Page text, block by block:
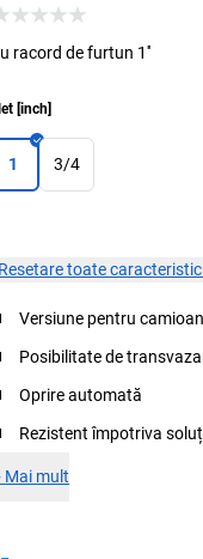
racord de furtun 1''
[inch]
1 3/4
Resetare toate
Versiune pentru
Posibilitate de
Oprire automată
Rezistent împotriva
Mai mult